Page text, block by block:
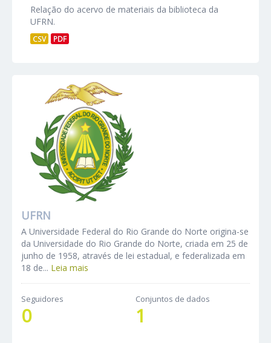
Relação do acervo de materiais da biblioteca da
UFRN.
CSV PDF
UFRN
A Universidade Federal do Rio Grande do Norte origina-se
da Universidade do Rio Grande do Norte, criada em 25 de
junho de 1958, através de lei estadual, e federalizada em
18 de... Leia mais
Seguidores
0
Conjuntos de dados
1